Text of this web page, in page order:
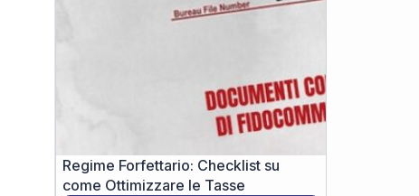
Regime Forfettario: Checklist su
come Ottimizzare le Tasse